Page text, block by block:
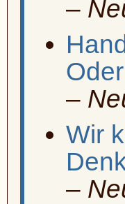
–
–
Wir
–